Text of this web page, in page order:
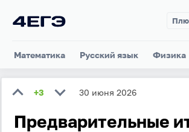
Математика Русский язык Физика
+3 30 июня 2026
Предварительные